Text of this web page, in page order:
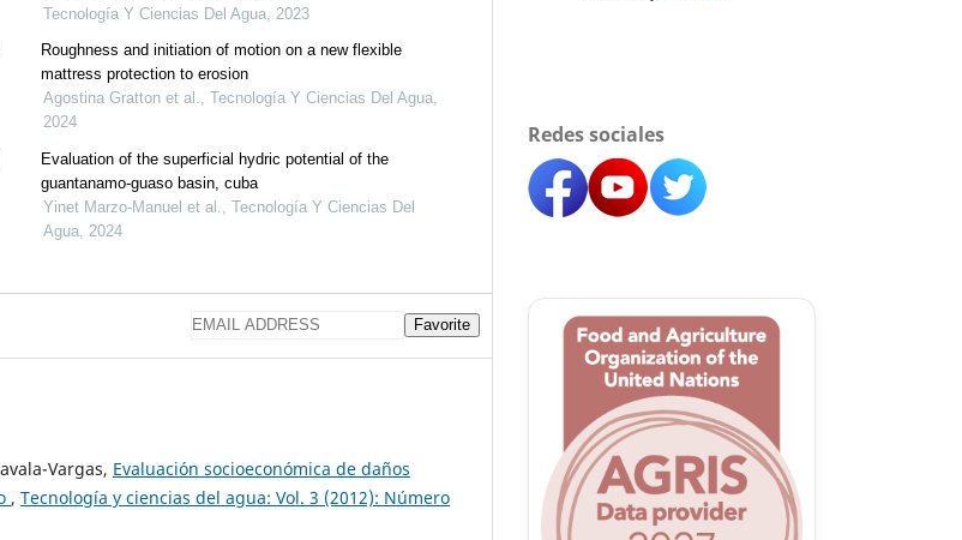
Tecnología Y Ciencias Del Agua, 2023
Roughness and initiation of motion on a new flexible
mattress protection to erosion
Agostina Gratton et al., Tecnología Y Ciencias Del Agua,
2024
Evaluation of the superficial hydric potential of the
guantanamo-guaso basin, cuba
Yinet Marzo-Manuel et al., Tecnología Y Ciencias Del
Agua, 2024
Favorite
Vargas, Evaluación socioeconómica de daños
, Tecnología y ciencias del agua: Vol. 3 (2012): Número
Redes sociales